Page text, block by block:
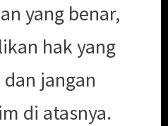
yang benar,
hak yang
jangan
di atasnya.